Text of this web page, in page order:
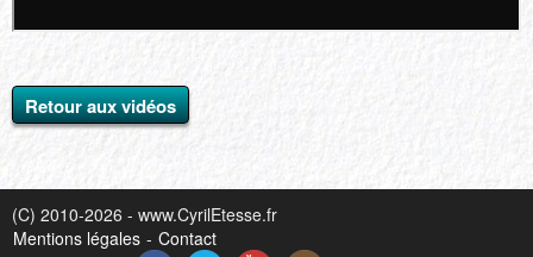
Retour aux vidéos
(C) 2010-2026 - www.CyrilEtesse.fr
Mentions légales - Contact